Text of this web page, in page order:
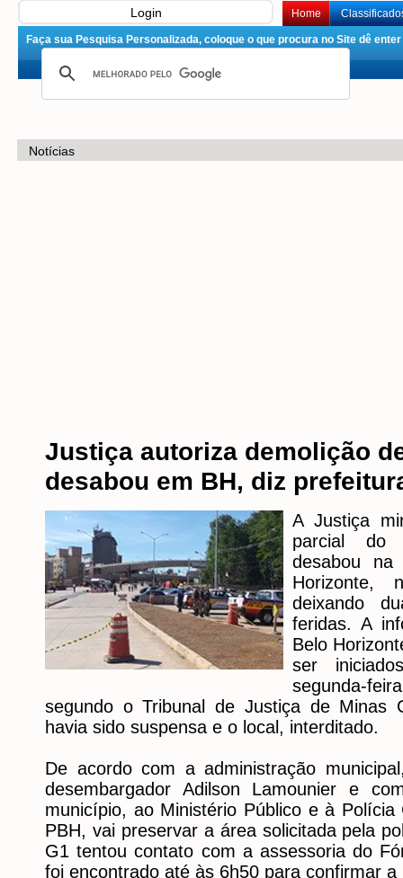
Login Home
Faça sua Pesquisa Personalizada, coloque o que procura no Site dê
Notícias
Justiça autoriza demolição
desabou em BH, diz
A Justiça
parcial do
desabou
Horizonte,
deixando
feridas. A
Belo
ser
segunda-
segundo o Tribunal de Justiça de Minas
havia sido suspensa e o local, interditado.
De acordo com a administração
desembargador Adilson Lamounier e
município, ao Ministério Público e à
PBH, vai preservar a área solicitada pela
G1 tentou contato com a assessoria do
foi encontrado até às 6h50 para confirmar a